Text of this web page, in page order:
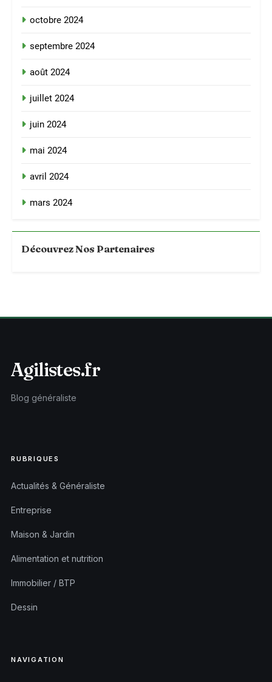
octobre 2024
septembre 2024
août 2024
juillet 2024
juin 2024
mai 2024
avril 2024
mars 2024
Découvrez Nos Partenaires
Agilistes.fr
Blog généraliste
RUBRIQUES
Actualités & Généraliste
Entreprise
Maison & Jardin
Alimentation et nutrition
Immobilier / BTP
Dessin
NAVIGATION